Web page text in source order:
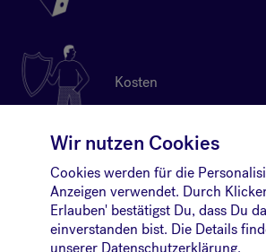
Wir nutzen Cookies
Cookies werden für die
Anzeigen verwendet. Durch
Erlauben' bestätigst Du, dass Du
einverstanden bist. Die Details
unserer Datenschutzerklärung.
Kosten
Kontakt